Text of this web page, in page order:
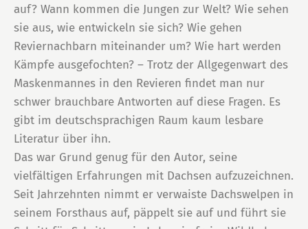
auf? Wann kommen die Jungen zur Welt? Wie sehen
sie aus, wie entwickeln sie sich? Wie gehen
Reviernachbarn miteinander um? Wie hart werden
Kämpfe ausgefochten? – Trotz der Allgegenwart des
Maskenmannes in den Revieren findet man nur
schwer brauchbare Antworten auf diese Fragen. Es
gibt im deutschsprachigen Raum kaum lesbare
Literatur über ihn.
Das war Grund genug für den Autor, seine
vielfältigen Erfahrungen mit Dachsen aufzuzeichnen.
Seit Jahrzehnten nimmt er verwaiste Dachswelpen in
seinem Forsthaus auf, päppelt sie auf und führt sie